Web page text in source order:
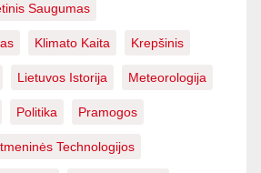
Saugumas
Klimato Kaita Krepšinis
Lietuvos Istorija Meteorologija
Politika Pramogos
Technologijos